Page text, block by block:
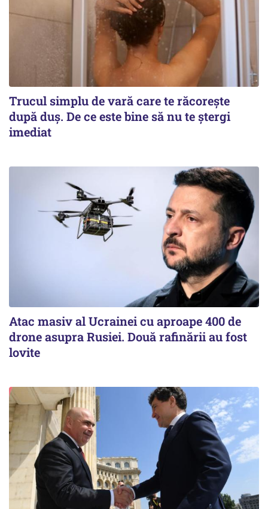
Trucul simplu de vară care te răcorește
după duș. De ce este bine să nu te ștergi
imediat
Atac masiv al Ucrainei cu aproape 400 de
drone asupra Rusiei. Două rafinării au fost
lovite